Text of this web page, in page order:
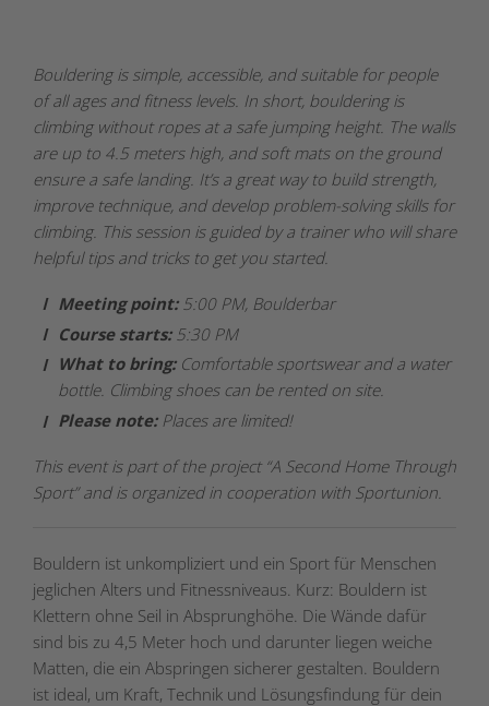
Bouldering is simple, accessible, and suitable for people
of all ages and fitness levels. In short, bouldering is
climbing without ropes at a safe jumping height. The walls
are up to 4.5 meters high, and soft mats on the ground
ensure a safe landing. It’s a great way to build strength,
improve technique, and develop problem-solving skills for
climbing. This session is guided by a trainer who will share
helpful tips and tricks to get you started.
Meeting point:5:00 PM, Boulderbar
Course starts:5:30 PM
What to bring:Comfortable sportswear and a water
bottle. Climbing shoes can be rented on site.
Please note:Places are limited!
This event is part of the project “A Second Home Through
Sport” and is organized in cooperation with Sportunion.
Bouldern ist unkompliziert und ein Sport für Menschen
jeglichen Alters und Fitnessniveaus. Kurz: Bouldern ist
Klettern ohne Seil in Absprunghöhe. Die Wände dafür
sind bis zu 4,5 Meter hoch und darunter liegen weiche
Matten, die ein Abspringen sicherer gestalten. Bouldern
ist ideal, um Kraft, Technik und Lösungsfindung für dein